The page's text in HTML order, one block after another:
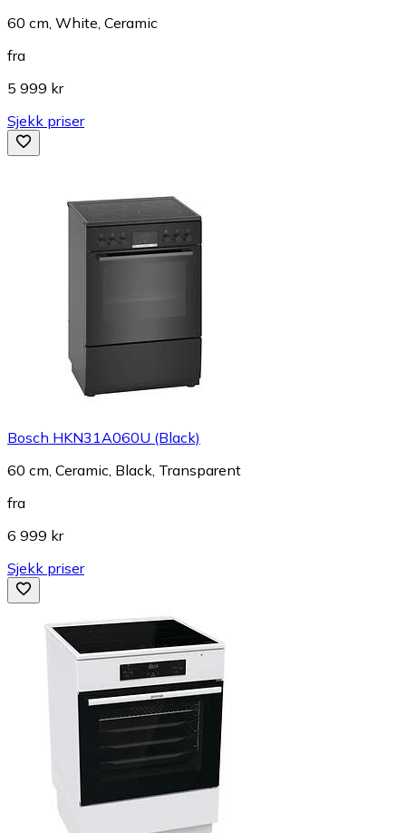
60 cm, White, Ceramic
fra
5 999 kr
Sjekk priser
Bosch HKN31A060U (Black)
60 cm, Ceramic, Black, Transparent
fra
6 999 kr
Sjekk priser